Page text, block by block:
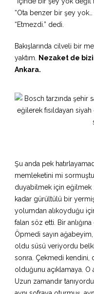
“Ota benzer bir şey
“Etmezdi.” dedi.
Bakışlarında cilveli bir
yaktım. Nezaket de
Ankara.
Şu anda pek
memleketini mi
duyabilmek için eğilmek
kadar gürültülü bir
yolumdan alıkoyduğu
falan söz etti. Bir
Öpmedi sayın
oldu süsü veriyordu
sonra. Çekmedi kendini,
olduğunu açıklamaya. O
Uzun zamandır